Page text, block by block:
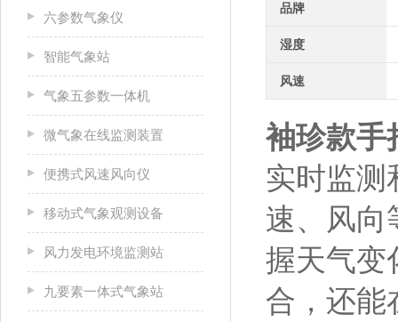
六参数气象仪
智能气象站
气象五参数一体机
微气象在线监测装置
便携式风速风向仪
移动式气象观测设备
风力发电环境监测站
九要素一体式气象站
品牌
湿度
风速
袖珍款手
实时监测
速、风向
握天气变
合，还能